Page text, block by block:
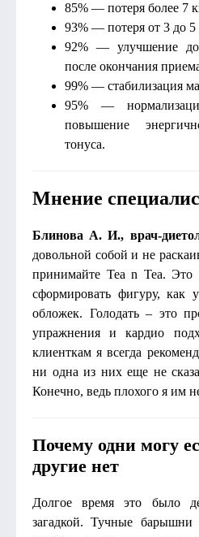
85% — потеря более 7
93% — потеря от 3 до
92% — улучшение
после окончания
99% — стабилизация
95% —
повышение
тонуса.
Мнение
Блинова А. И., врач-
довольной собой и не
принимайте Tea n Tea. Это
сформировать фигуру, как
обложек. Голодать – это
упражнения и кардио
клиенткам я всегда
ни одна из них еще не
Конечно, ведь плохого я им
Почему одни могу
другие нет
Долгое время это было
загадкой. Тучные